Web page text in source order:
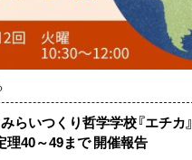
らいつくり哲学学校『エチカ』
理40～49まで 開催報告